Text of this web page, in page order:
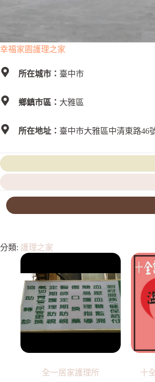
幸福家園護理之家
所在城市： 臺中市
鄉鎮市區： 大雅區
所在地址： 臺中市大雅區中清東路46
分類: 護理之家
全一居家護理所 十